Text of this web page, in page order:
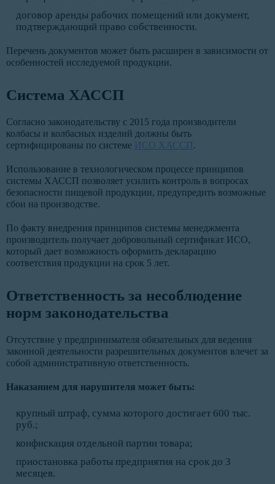
договор аренды рабочих помещений или документ,
подтверждающий право собственности.
Перечень документов может быть расширен в зависимости от
особенностей исследуемой продукции.
Система ХАССП
Согласно законодательству с 2015 года производители
колбасы и колбасных изделий должны быть
сертифицированы по системе ИСО ХАССП.
Использование в технологическом процессе принципов
системы ХАССП позволяет усилить контроль в вопросах
безопасности пищевой продукции, предупредить возможные
сбои на производстве.
По факту внедрения принципов системы менеджмента
производитель получает добровольный сертификат ИСО,
который дает возможность оформить декларацию
соответствия продукции на срок 5 лет.
Ответственность за несоблюдение
норм законодательства
Отсутствие у предпринимателя обязательных для ведения
законной деятельности разрешительных документов влечет за
собой административную ответственность.
Наказанием для нарушителя может быть:
крупный штраф, сумма которого достигает 600 тыс.
руб.;
конфискация отдельной партии товара;
приостановка работы предприятия на срок до 3
месяцев.